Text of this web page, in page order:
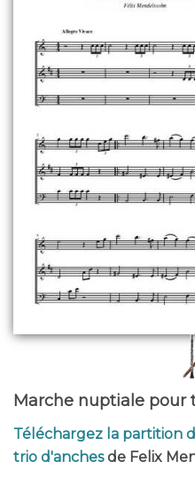
Marche nuptiale pour
Téléchargez la partition
trio d'anchesde Felix